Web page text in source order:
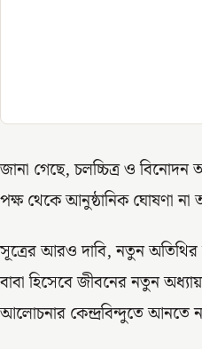
জানা গেছে, চলচ্চিত্র ও
পক্ষ থেকে আনুষ্ঠানিক ঘোষণা না
সূত্রের আরও দাবি, নতুন
বাবা হিসেবে জীবনের নতুন
আলোচনার কেন্দ্রবিন্দুতে আনতে